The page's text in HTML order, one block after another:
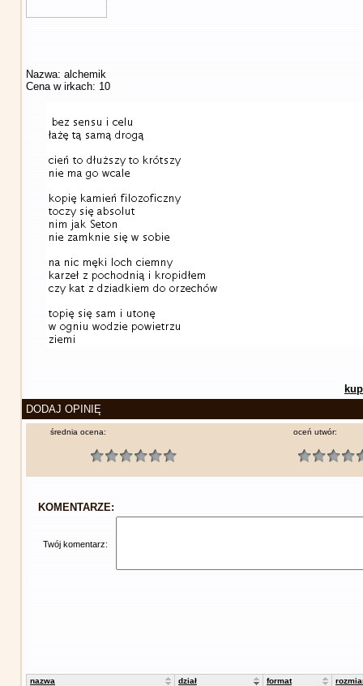
Nazwa: alchemik
Cena w irkach: 10
DODAJ OPINIĘ
średnia ocena: oceń utwór:
KOMENTARZE:
Twój komentarz:
nazwa dział format